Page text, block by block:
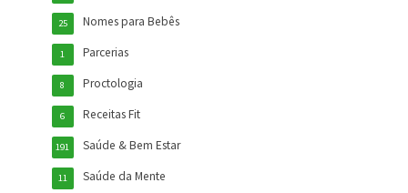
Nomes para Bebês
25
Parcerias
1
Proctologia
8
Receitas Fit
6
Saúde & Bem Estar
191
Saúde da Mente
11